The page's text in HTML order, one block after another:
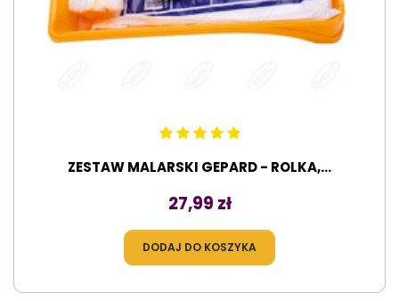
ZESTAW MALARSKI GEPARD - ROLKA,...
Cena
27,99 zł
DODAJ DO KOSZYKA